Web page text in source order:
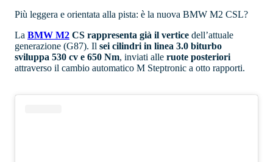
Più leggera e orientata alla pista: è la nuova BMW M2 CSL?
La BMW M2 CS rappresenta già il vertice dell’attuale
generazione (G87). Il sei cilindri in linea 3.0 biturbo
sviluppa 530 cv e 650 Nm, inviati alle ruote posteriori
attraverso il cambio automatico M Steptronic a otto rapporti.